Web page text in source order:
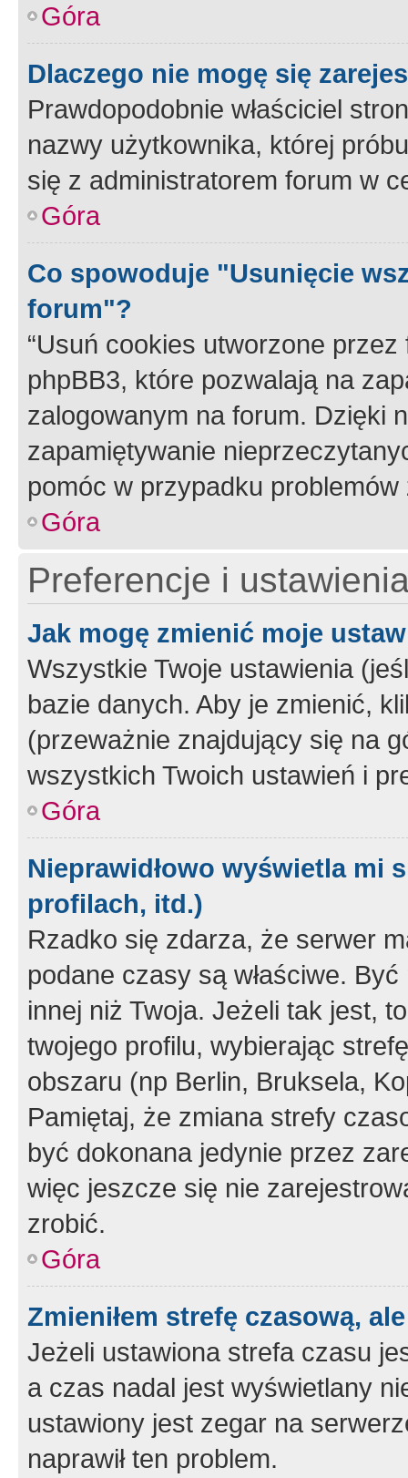
Góra
Dlaczego nie mogę się
Prawdopodobnie właściciel
nazwy użytkownika, której
się z administratorem forum w
Góra
Co spowoduje "Usunięcie
forum"?
“Usuń cookies utworzone
phpBB3, które pozwalają na
zalogowanym na forum. Dzięki
zapamiętywanie
pomóc w przypadku
Góra
Preferencje i
Jak mogę zmienić moje
Wszystkie Twoje ustawienia
bazie danych. Aby je zmienić,
(przeważnie znajdujący się na
wszystkich Twoich ustawień i
Góra
Nieprawidłowo wyświetla mi
profilach, itd.)
Rzadko się zdarza, że serwer
podane czasy są właściwe.
innej niż Twoja. Jeżeli tak jest,
twojego profilu, wybierając
obszaru (np Berlin, Bruksela,
Pamiętaj, że zmiana strefy
być dokonana jedynie przez
więc jeszcze się nie
zrobić.
Góra
Zmieniłem strefę czasową,
Jeżeli ustawiona strefa czasu
a czas nadal jest wyświetlany
ustawiony jest zegar na
naprawił ten problem.